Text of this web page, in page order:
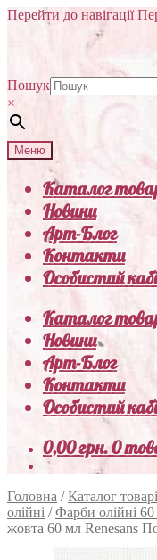
Перейти до навігації
Пошук
×
Меню
Каталог
Новини
Арт-Блог
Контакти
Особистий
Каталог
Новини
Арт-Блог
Контакти
Особистий
0,00грн.0
Головна /Каталог
олійні /Фарби олійні
жовта 60 мл Renesans